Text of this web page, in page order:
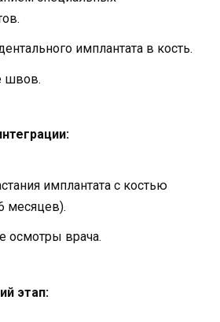
имплантата в кость.
швов.
имплантата с костью
месяцев).
осмотры врача.
этап: